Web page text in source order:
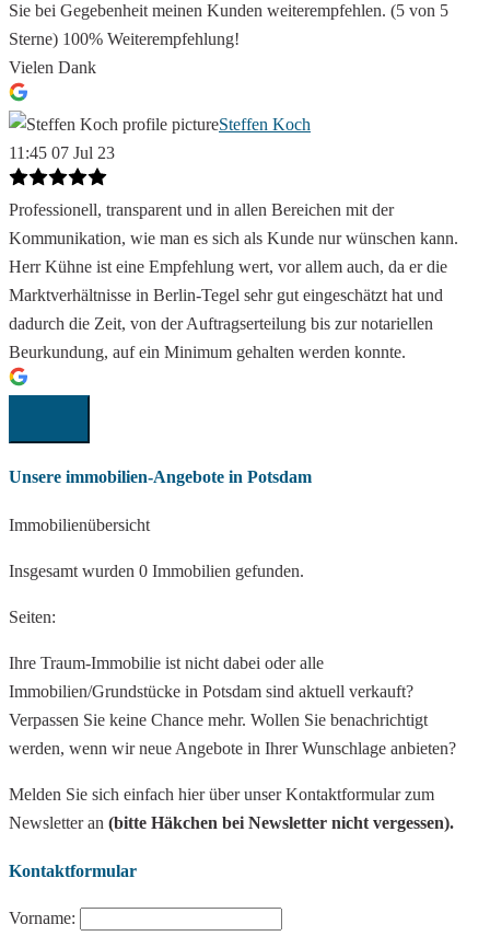
Sie bei Gegebenheit meinen Kunden weiterempfehlen. (5 von 5
Sterne) 100% Weiterempfehlung!
Vielen Dank
Steffen Koch
11:45 07 Jul 23
Professionell, transparent und in allen Bereichen mit der
Kommunikation, wie man es sich als Kunde nur wünschen kann.
Herr Kühne ist eine Empfehlung wert, vor allem auch, da er die
Marktverhältnisse in Berlin-Tegel sehr gut eingeschätzt hat und
dadurch die Zeit, von der Auftragserteilung bis zur notariellen
Beurkundung, auf ein Minimum gehalten werden konnte.
Unsere immobilien-Angebote in Potsdam
Immobilienübersicht
Insgesamt wurden 0 Immobilien gefunden.
Seiten:
Ihre Traum-Immobilie ist nicht dabei oder alle
Immobilien/Grundstücke in Potsdam sind aktuell verkauft?
Verpassen Sie keine Chance mehr. Wollen Sie benachrichtigt
werden, wenn wir neue Angebote in Ihrer Wunschlage anbieten?
Melden Sie sich einfach hier über unser Kontaktformular zum
Newsletter an (bitte Häkchen bei Newsletter nicht vergessen).
Kontaktformular
Vorname: